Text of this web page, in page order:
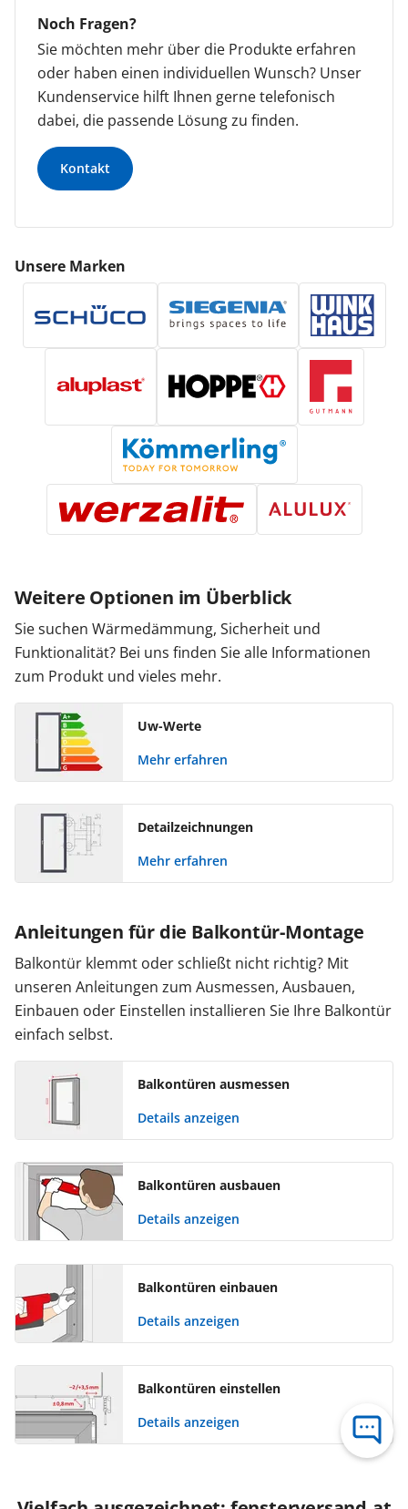
Noch Fragen?
Sie möchten mehr über die Produkte erfahren
oder haben einen individuellen Wunsch? Unser
Kundenservice hilft Ihnen gerne telefonisch
dabei, die passende Lösung zu finden.
Kontakt
Unsere Marken
Weitere Optionen im Überblick
Sie suchen Wärmedämmung, Sicherheit und
Funktionalität? Bei uns finden Sie alle Informationen
zum Produkt und vieles mehr.
Uw-Werte
Mehr erfahren
Detailzeichnungen
Mehr erfahren
Anleitungen für die Balkontür-Montage
Balkontür klemmt oder schließt nicht richtig? Mit
unseren Anleitungen zum Ausmessen, Ausbauen,
Einbauen oder Einstellen installieren Sie Ihre Balkontür
einfach selbst.
Balkontüren ausmessen
Details anzeigen
Balkontüren ausbauen
Details anzeigen
Balkontüren einbauen
Details anzeigen
Balkontüren einstellen
Details anzeigen